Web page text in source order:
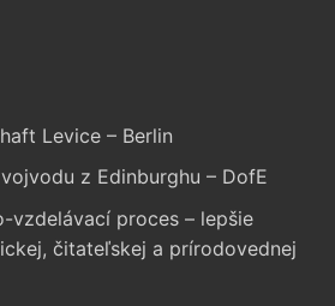
Levice – Berlin
z Edinburghu – DofE
vzdelávací proces – lepšie
čitateľskej a prírodovednej